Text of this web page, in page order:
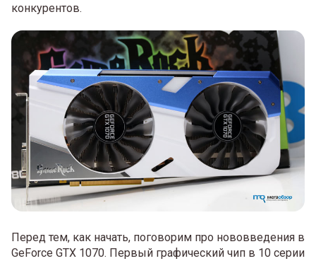
конкурентов.
Перед тем, как начать, поговорим про нововведения в
GeForce GTX 1070. Первый графический чип в 10 серии